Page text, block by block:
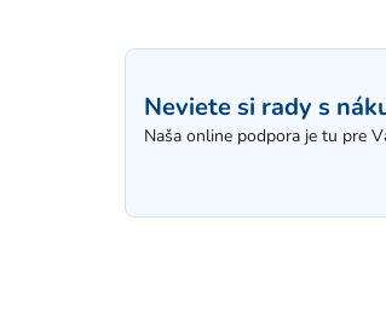
Neviete si rady s
Naša online podpora je tu pre